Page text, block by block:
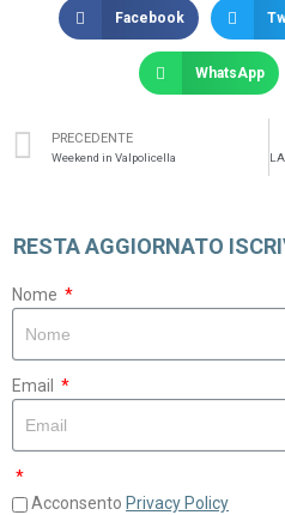
Facebook
WhatsApp
PRECEDENTE
Weekend in Valpolicella
RESTA AGGIORNATO
Nome
Email
Acconsento Privacy Policy